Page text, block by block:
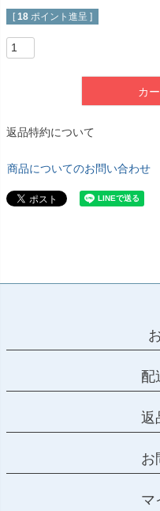
[ 18 ポイント進呈 ]
カ
返品特約について
商品についてのお問い合わせ
配
返
お
マ